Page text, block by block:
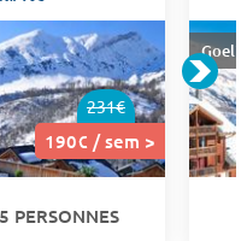
231€
190€ / sem >
PERSONNES
Goelia